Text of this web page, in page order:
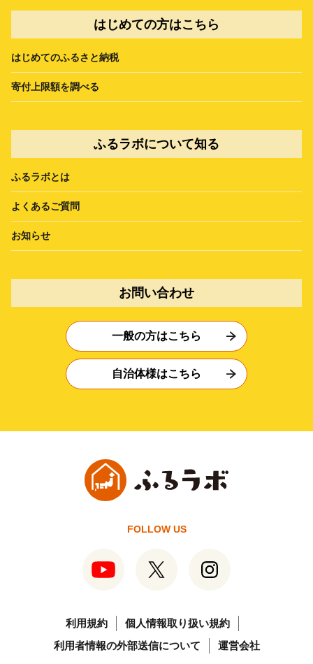
はじめての方はこちら
はじめてのふるさと納税
寄付上限額を調べる
ふるラボについて知る
ふるラボとは
よくあるご質問
お知らせ
お問い合わせ
一般の方はこちら
自治体様はこちら
FOLLOW US
利用規約
個人情報取り扱い規約
利用者情報の外部送信について
運営会社